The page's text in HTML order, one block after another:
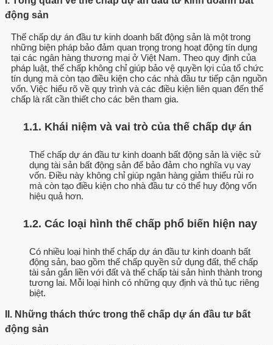
động sản
Thế chấp dự án đầu tư kinh doanh bất động sản là một trong
những biện pháp bảo đảm quan trọng trong hoạt động tín dụng
tại các ngân hàng thương mại ở Việt Nam. Theo quy định của
pháp luật, thế chấp không chỉ giúp bảo vệ quyền lợi của tổ chức
tín dụng mà còn tạo điều kiện cho các nhà đầu tư tiếp cận nguồn
vốn. Việc hiểu rõ về quy trình và các điều kiện liên quan đến thế
chấp là rất cần thiết cho các bên tham gia.
1.1. Khái niệm và vai trò của thế chấp dự án
Thế chấp dự án đầu tư kinh doanh bất động sản là việc sử
dụng tài sản bất động sản để bảo đảm cho nghĩa vụ vay
vốn. Điều này không chỉ giúp ngân hàng giảm thiểu rủi ro
mà còn tạo điều kiện cho nhà đầu tư có thể huy động vốn
hiệu quả hơn.
1.2. Các loại hình thế chấp phổ biến hiện nay
Có nhiều loại hình thế chấp dự án đầu tư kinh doanh bất
động sản, bao gồm thế chấp quyền sử dụng đất, thế chấp
tài sản gắn liền với đất và thế chấp tài sản hình thành trong
tương lai. Mỗi loại hình có những quy định và thủ tục riêng
biệt.
II. Những thách thức trong thế chấp dự án đầu tư bất
động sản